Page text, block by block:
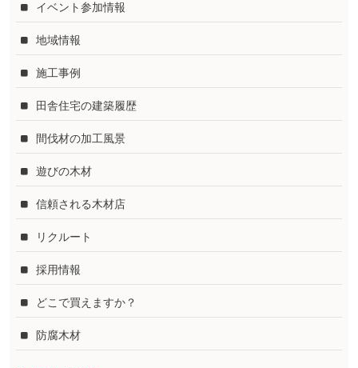
イベント参加情報
地域情報
施工事例
田舎住宅の建築履歴
間伐材の加工風景
遊びの木材
信頼される木材店
リクルート
採用情報
どこで買えますか？
防腐木材